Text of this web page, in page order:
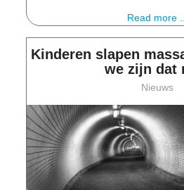
Read more ...
Kinderen slapen
we zijn dat
Nieuws